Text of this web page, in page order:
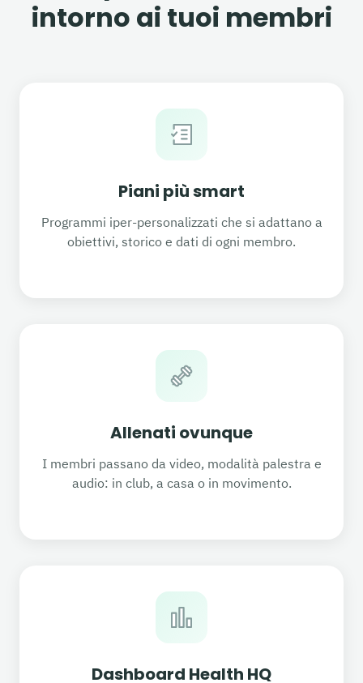
intorno ai tuoi membri
Piani più smart
Programmi iper-personalizzati che si adattano a
obiettivi, storico e dati di ogni membro.
Allenati ovunque
I membri passano da video, modalità palestra e
audio: in club, a casa o in movimento.
Dashboard Health HQ